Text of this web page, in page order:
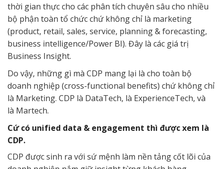
thời gian thực cho các phân tích chuyên sâu cho nhiều
bộ phận toàn tổ chức chứ không chỉ là marketing
(product, retail, sales, service, planning & forecasting,
business intelligence/Power BI). Đây là các giá trị
Business Insight.
Do vậy, những gì mà CDP mang lại là cho toàn bộ
doanh nghiệp (cross-functional benefits) chứ không chỉ
là Marketing. CDP là DataTech, là ExperienceTech, và
là Martech.
Cứ có unified data & engagement thì được xem là
CDP.
CDP được sinh ra với sứ mệnh làm nền tảng cốt lõi của